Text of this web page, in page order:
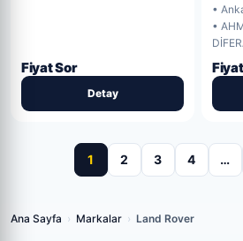
Fiyat Sor
Detay
•
•
1 2 3 4 …
Ana Sayfa › Markalar › Land Rover